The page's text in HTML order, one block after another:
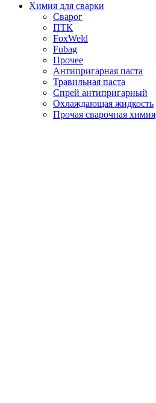
Химия для сварки
Сварог
ПТК
FoxWeld
Fubag
Прочее
Антипригарная паста
Травильная паста
Спрей антипригарный
Охлаждающая жидкость
Прочая сварочная химия